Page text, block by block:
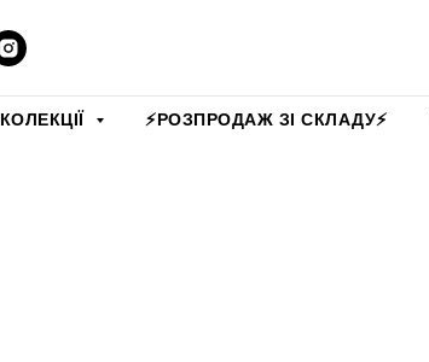
КОЛЕКЦІЇ ⚡️РОЗПРОДАЖ ЗІ СКЛАДУ⚡️